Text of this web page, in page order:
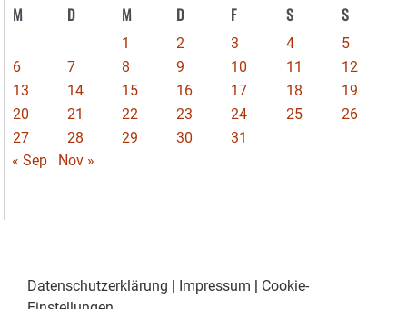
M D M D F S S
1 2 3 4
5
6
7 8 9 10 11
12
13
14 15 16 17 18
19
20
21 22 23 24 25
26
27
28 29 30
31
« Sep
Nov »
Datenschutzerklärung Impressum
Cookie-